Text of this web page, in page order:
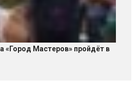
«Город Мастеров» пройдёт в